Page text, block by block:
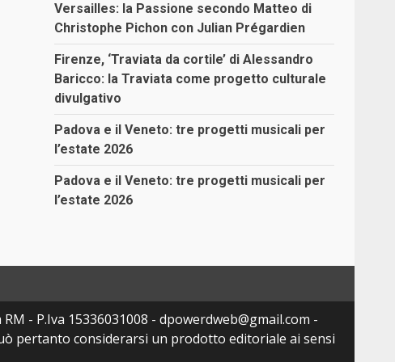
Versailles: la Passione secondo Matteo di
Christophe Pichon con Julian Prégardien
Firenze, ‘Traviata da cortile’ di Alessandro
Baricco: la Traviata come progetto culturale
divulgativo
Padova e il Veneto: tre progetti musicali per
l’estate 2026
Padova e il Veneto: tre progetti musicali per
l’estate 2026
- P.Iva 15336031008 - dpowerdweb@gmail.com -
pertanto considerarsi un prodotto editoriale ai sensi